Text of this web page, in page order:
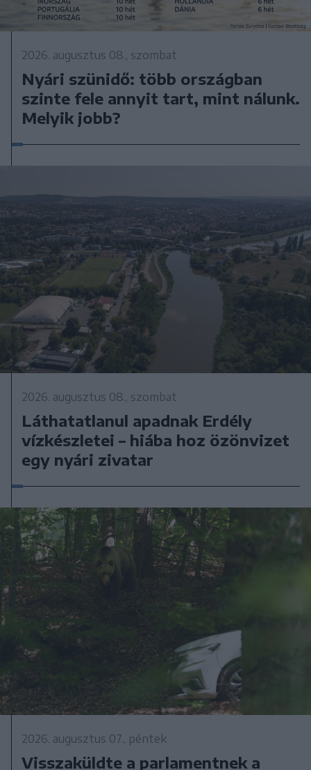
2026. augusztus 08., szombat
Nyári szünidő: több országban
szinte fele annyit tart, mint nálunk.
Melyik jobb?
2026. augusztus 08., szombat
Láthatatlanul apadnak Erdély
vízkészletei – hiába hoz özönvizet
egy nyári zivatar
2026. augusztus 07., péntek
Visszaküldte a parlamentnek a